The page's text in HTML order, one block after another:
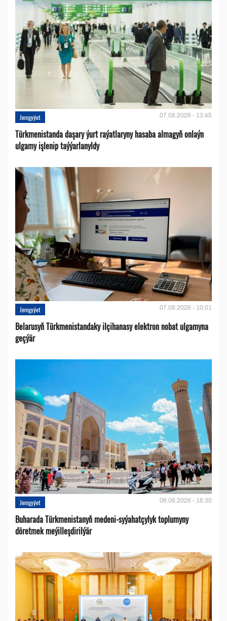
Jemgyýet 07.08.2026 - 13:45
Türkmenistanda daşary ýurt raýatlaryny hasaba almagyň onlaýn
ulgamy işlenip taýýarlanyldy
Jemgyýet 07.08.2026 - 10:01
Belarusyň Türkmenistandaky ilçihanasy elektron nobat ulgamyna
geçýär
Jemgyýet 06.08.2026 - 16:30
Buharada Türkmenistanyň medeni-syýahatçylyk toplumyny
döretmek meýilleşdirilýär